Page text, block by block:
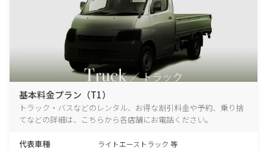
基本料金プラン（T1）
トラック・バスなどのレンタル、お得な割引料金や予約、乗り捨
てなどの詳細は、こちらから各店舗にお電話ください。
代表車種 ライトエーストラック 等